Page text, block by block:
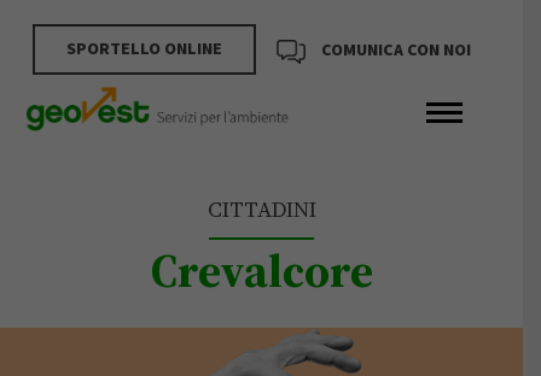
COMUNICA CON NOI
SPORTELLO ONLINE
CITTADINI
Crevalcore